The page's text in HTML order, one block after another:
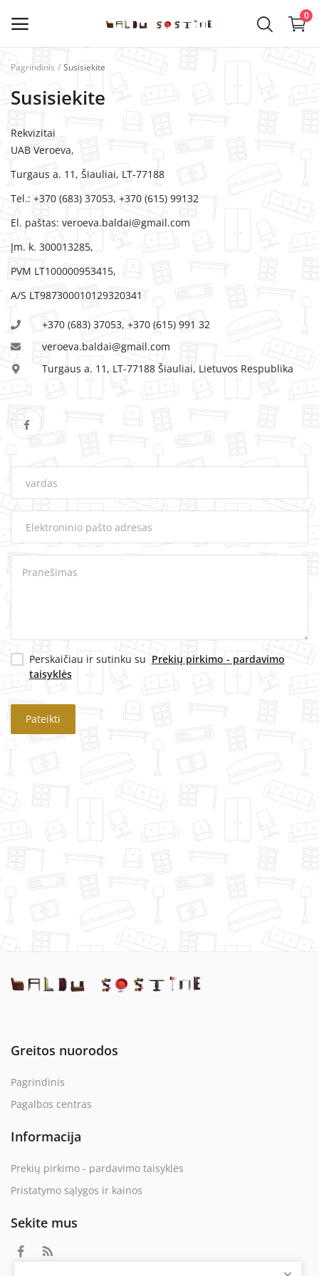
0
Kategorijos
Pagrindinis meniu
VIRTUVĖS BALDAI
SVETAINĖS BALDAI
VAIKŲ KAMBARIO BALDAI
MIEGAMOJO BALDAI
PRIEŠKAMBARIO BALDAI
MINKŠTI BALDAI
Pagrindinis Susisiekite
Susisiekite
Rekvizitai
UAB Veroeva,
Turgaus a. 11, Šiauliai, LT-77188
Tel.: +370 (683) 37053, +370 (615) 99132
El. paštas: veroeva.baldai@gmail.com
Įm. k. 300013285,
PVM LT100000953415,
A/S LT987300010129320341
Perskaičiau ir sutinku suPrekių pirkimo - pardavimo
taisyklės
Pateikti
+370 (683) 37053, +370 (615) 991 32
veroeva.baldai@gmail.com
Turgaus a. 11, LT-77188 Šiauliai, Lietuvos Respublika
Greitos nuorodos
Pagrindinis
Pagalbos centras
Informacija
Prekių pirkimo - pardavimo taisyklės
Pristatymo sąlygos ir kainos
Sekite mus